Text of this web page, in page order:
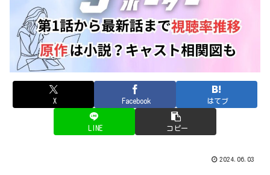
X Facebook はてブ
LINE コピー
2024.06.03